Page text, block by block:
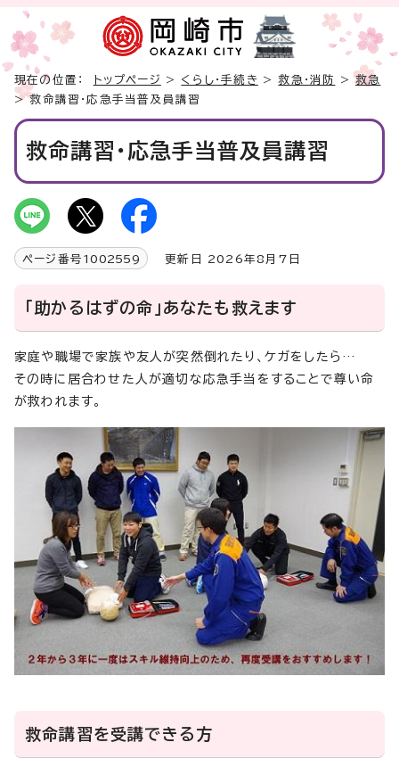
現在の位置： トップページ > くらし・手続き >救急・消防 >救急
> 救命講習・応急手当普及員講習
救命講習・応急手当普及員講習
ページ番号 1002559 更新日 2026年8月7日
「助かるはずの命」あなたも救えます
家庭や職場で家族や友人が突然倒れたり、ケガをしたら…
その時に居合わせた人が適切な応急手当をすることで尊い命
が救われます。
救命講習を受講できる方